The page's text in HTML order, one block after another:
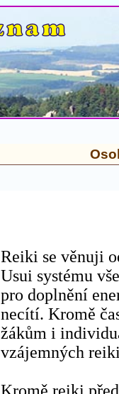
Reiki se věnuji
Usui systému
pro doplnění
necítí. Kromě
žákům i
vzájemných